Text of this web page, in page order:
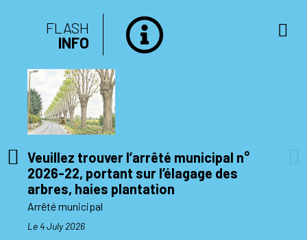
FLASH
INFO
Veuillez trouver l’arrêté municipal n°
2026-22, portant sur l’élagage des
arbres, haies plantation
Arrêté municipal
Le 4 July 2026